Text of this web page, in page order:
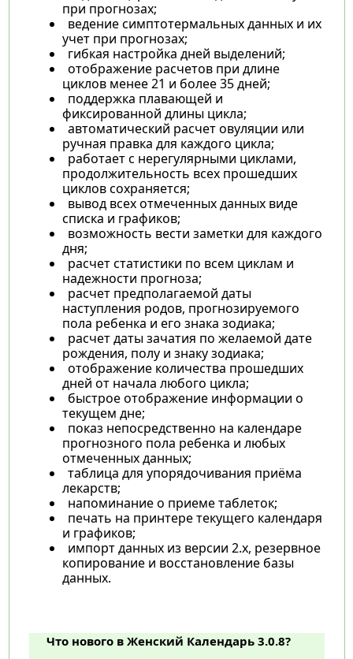
при прогнозах;
ведение симптотермальных данных и их
учет при прогнозах;
гибкая настройка дней выделений;
отображение расчетов при длине
циклов менее 21 и более 35 дней;
поддержка плавающей и
фиксированной длины цикла;
автоматический расчет овуляции или
ручная правка для каждого цикла;
работает с нерегулярными циклами,
продолжительность всех прошедших
циклов сохраняется;
вывод всех отмеченных данных виде
списка и графиков;
возможность вести заметки для каждого
дня;
расчет статистики по всем циклам и
надежности прогноза;
расчет предполагаемой даты
наступления родов, прогнозируемого
пола ребенка и его знака зодиака;
расчет даты зачатия по желаемой дате
рождения, полу и знаку зодиака;
отображение количества прошедших
дней от начала любого цикла;
быстрое отображение информации о
текущем дне;
показ непосредственно на календаре
прогнозного пола ребенка и любых
отмеченных данных;
таблица для упорядочивания приёма
лекарств;
напоминание о приеме таблеток;
печать на принтере текущего календаря
и графиков;
импорт данных из версии 2.х, резервное
копирование и восстановление базы
данных.
Что нового в Женский Календарь 3.0.8?